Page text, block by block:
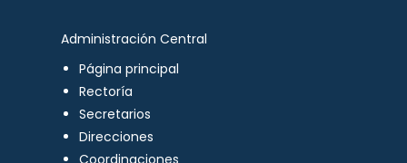
Administración Central
Página principal
Rectoría
Secretarios
Direcciones
Coordinaciones